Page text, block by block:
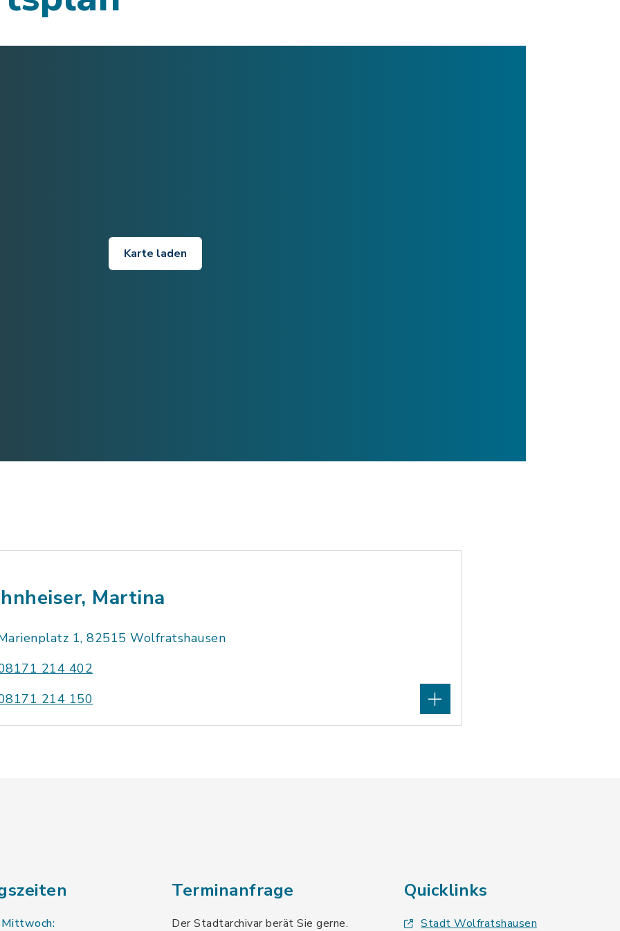
Karte laden
Martina
1, 82515 Wolfratshausen
214 402
214 150
Terminanfrage
Der Stadtarchivar berät Sie gerne.
Quicklinks
Stadt Wolfratshausen